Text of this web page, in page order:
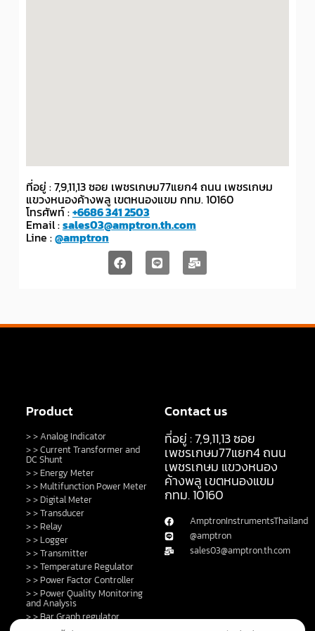
ที่อยู่ : 7,9,11,13 ซอย เพชรเกษม77แยก4 ถนน เพชรเกษม
แขวงหนองค้างพลู เขตหนองแขม กทม. 10160
โทรศัพท์ :+6686 341 2503
Email :sales03@amptron.th.com
Line :@amptron
Product
> > Analog Indicator
> > Current Transformer and
DC Shunt
> > Energy Meter
> > Multifunction Power Meter
> > Digital Meter
> > Transducer
> > Relay
> > Logger
> > Transmitter
> > Temperature Regulator
> > Power Factor Controller
> > Power Quality Monitoring
and Analysis
> > Bar Graph regulator
Contact us
ที่อยู่ : 7,9,11,13 ซอย
เพชรเกษม77แยก4 ถนน
เพชรเกษม แขวงหนอง
ค้างพลู เขตหนองแขม
กทม. 10160
AmptronInstrumentsThailand
@amptron
sales03@amptron.th.com